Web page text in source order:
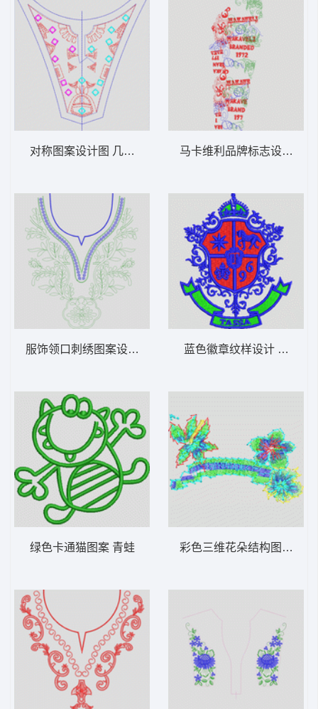
对称图案设计图 几何图案前中
服饰领口刺绣图案设计 铜钱状单针曲线领前
绿色卡通猫图案 青蛙
马卡维利品牌标志设计图
蓝色徽章纹样设计 皇冠马
彩色三维花朵结构图 抽象花